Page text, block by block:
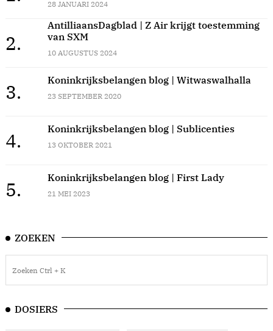
28 JANUARI 2024
2.
AntilliaansDagblad | Z Air krijgt toestemming
van SXM
10 AUGUSTUS 2024
3.
Koninkrijksbelangen blog | Witwaswalhalla
23 SEPTEMBER 2020
4.
Koninkrijksbelangen blog | Sublicenties
13 OKTOBER 2021
5.
Koninkrijksbelangen blog | First Lady
21 MEI 2023
ZOEKEN
DOSIERS